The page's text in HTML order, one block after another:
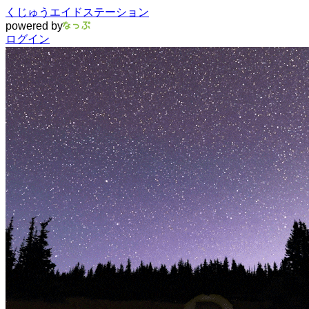
くじゅうエイドステーション
powered by
ログイン